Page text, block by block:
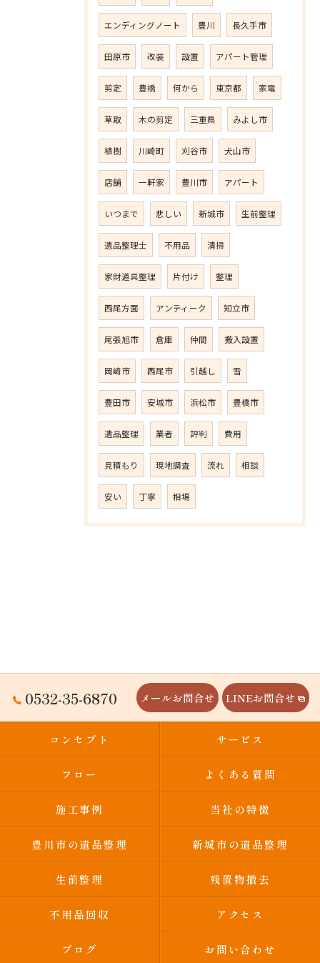
エンディングノート 豊川 長久手市
田原市 改装 設置 アパート管理
剪定 豊橋 何から 東京都 家電
草取 木の剪定 三重県 みよし市
植樹 川崎町 刈谷市 犬山市
店舗 一軒家 豊川市 アパート
いつまで 悲しい 新城市 生前整理
遺品整理士 不用品 清掃
家財道具整理 片付け 整理
西尾方面 アンティーク 知立市
尾張旭市 倉庫 仲間 搬入設置
岡崎市 西尾市 引越し 雪
豊田市 安城市 浜松市 豊橋市
遺品整理 業者 評判 費用
見積もり 現地調査 流れ 相談
安い 丁寧 相場
0532-35-6870 メールお問合せ LINEお問合せ
コンセプト サービス
フロー よくある質問
施工事例 当社の特徴
豊川市の遺品整理 新城市の遺品整理
生前整理 残置物撤去
不用品回収 アクセス
ブログ お問い合わせ